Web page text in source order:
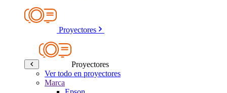
Proyectores
Proyectores
Ver todo en proyectores
Marca